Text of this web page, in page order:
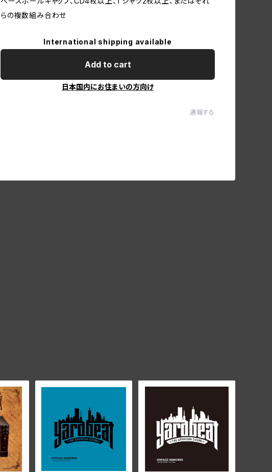
らの複数組み合わせ
International shipping available
Add to cart
日本国内にお住まいの方向け
通報する